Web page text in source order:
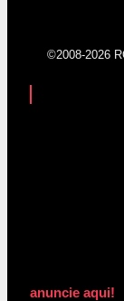
©2008-2026
anuncie aqui!